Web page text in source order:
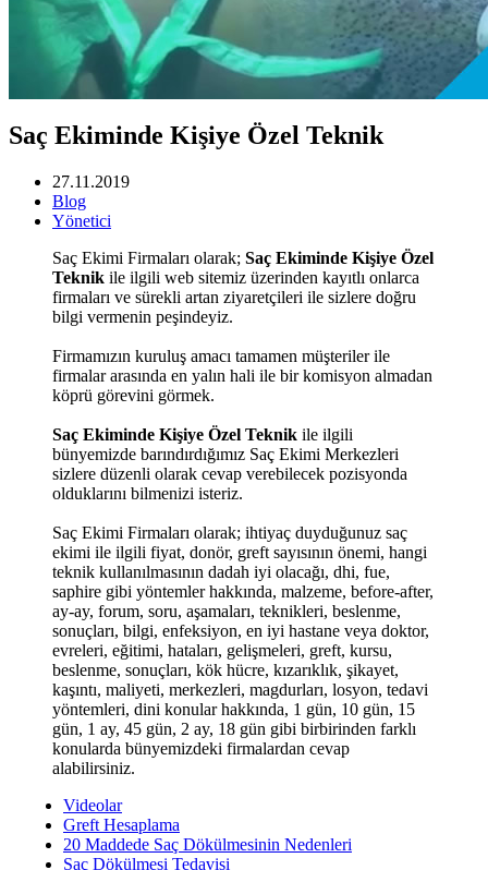
Saç Ekiminde Kişiye Özel Teknik
27.11.2019
Blog
Yönetici
Saç Ekimi Firmaları olarak; Saç Ekiminde Kişiye Özel
Teknik ile ilgili web sitemiz üzerinden kayıtlı onlarca
firmaları ve sürekli artan ziyaretçileri ile sizlere doğru
bilgi vermenin peşindeyiz.
Firmamızın kuruluş amacı tamamen müşteriler ile
firmalar arasında en yalın hali ile bir komisyon almadan
köprü görevini görmek.
Saç Ekiminde Kişiye Özel Teknik ile ilgili
bünyemizde barındırdığımız Saç Ekimi Merkezleri
sizlere düzenli olarak cevap verebilecek pozisyonda
olduklarını bilmenizi isteriz.
Saç Ekimi Firmaları olarak; ihtiyaç duyduğunuz saç
ekimi ile ilgili fiyat, donör, greft sayısının önemi, hangi
teknik kullanılmasının dadah iyi olacağı, dhi, fue,
saphire gibi yöntemler hakkında, malzeme, before-after,
ay-ay, forum, soru, aşamaları, teknikleri, beslenme,
sonuçları, bilgi, enfeksiyon, en iyi hastane veya doktor,
evreleri, eğitimi, hataları, gelişmeleri, greft, kursu,
beslenme, sonuçları, kök hücre, kızarıklık, şikayet,
kaşıntı, maliyeti, merkezleri, magdurları, losyon, tedavi
yöntemleri, dini konular hakkında, 1 gün, 10 gün, 15
gün, 1 ay, 45 gün, 2 ay, 18 gün gibi birbirinden farklı
konularda bünyemizdeki firmalardan cevap
alabilirsiniz.
Videolar
Greft Hesaplama
20 Maddede Saç Dökülmesinin Nedenleri
Saç Dökülmesi Tedavisi